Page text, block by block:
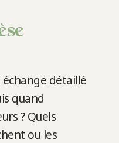
échange détaillé
quand
? Quels
ou les